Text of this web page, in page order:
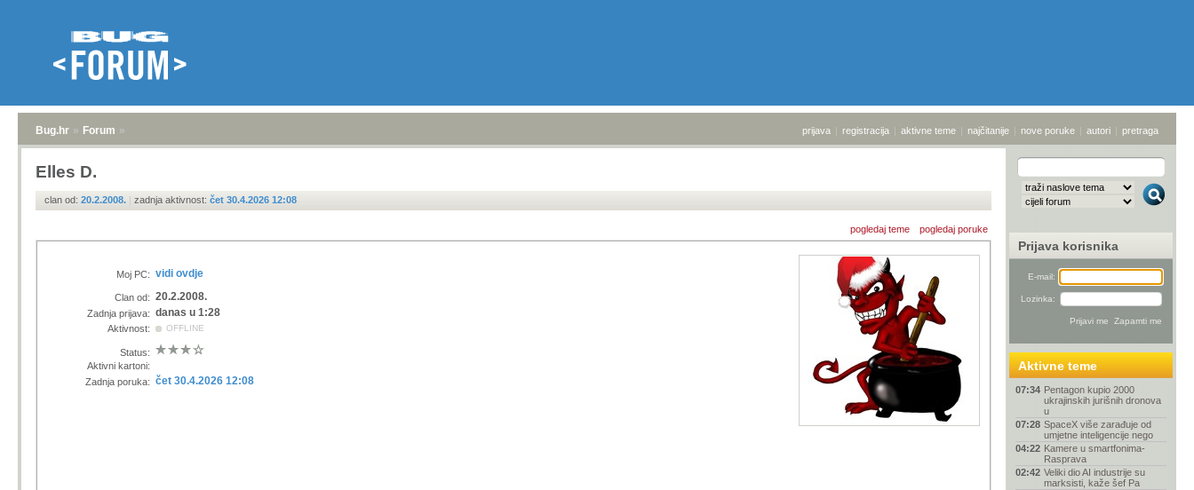
Bug.hr » Forum » prijava | registracija | aktivne teme | najčitanije | nove poruke | autori | pretraga
Elles D.
clan od: 20.2.2008. | zadnja aktivnost: čet 30.4.2026 12:08
pogledaj teme pogledaj poruke
Moj PC: vidi ovdje
Clan od: 20.2.2008.
Zadnja prijava: danas u 1:28
Aktivnost: OFFLINE
Status:
Aktivni kartoni:
Zadnja poruka: čet 30.4.2026 12:08
Prijava korisnika
E-mail:
Lozinka:
Aktivne teme
07:34 Pentagon kupio 2000
ukrajinskih jurišnih dronova
u
07:28 SpaceX više zarađuje od
umjetne inteligencije nego
04:22 Kamere u smartfonima-
Rasprava
02:42 Veliki dio AI industrije su
marksisti, kaže šef Pa